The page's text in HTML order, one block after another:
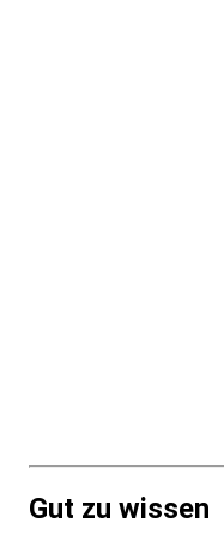
Gut zu wissen